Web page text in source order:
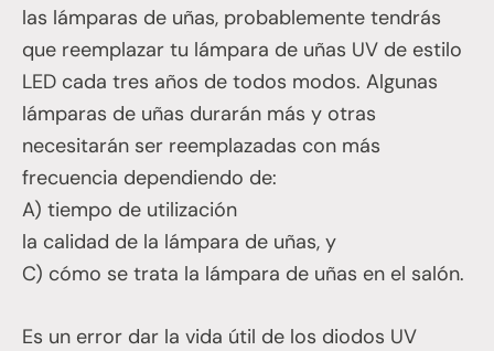
las lámparas de uñas, probablemente tendrás
que reemplazar tu lámpara de uñas UV de estilo
LED cada tres años de todos modos. Algunas
lámparas de uñas durarán más y otras
necesitarán ser reemplazadas con más
frecuencia dependiendo de:
A) tiempo de utilización
la calidad de la lámpara de uñas, y
C) cómo se trata la lámpara de uñas en el salón.
Es un error dar la vida útil de los diodos UV